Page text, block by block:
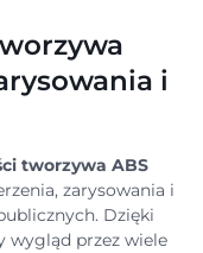
i
tworzywa ABS
zarysowania i
Dzięki
wygląd przez wiele